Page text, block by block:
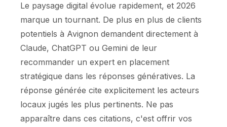
Le paysage digital évolue rapidement, et 2026
marque un tournant. De plus en plus de clients
potentiels à Avignon demandent directement à
Claude, ChatGPT ou Gemini de leur
recommander un expert en placement
stratégique dans les réponses génératives. La
réponse générée cite explicitement les acteurs
locaux jugés les plus pertinents. Ne pas
apparaître dans ces citations, c'est offrir vos